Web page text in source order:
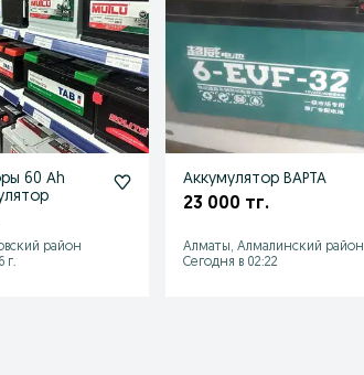
60 Аh
район
г.
Аккумулятор ВАРТА
23 000 тг.
Алматы, Алмалинский район
Сегодня в 02:22